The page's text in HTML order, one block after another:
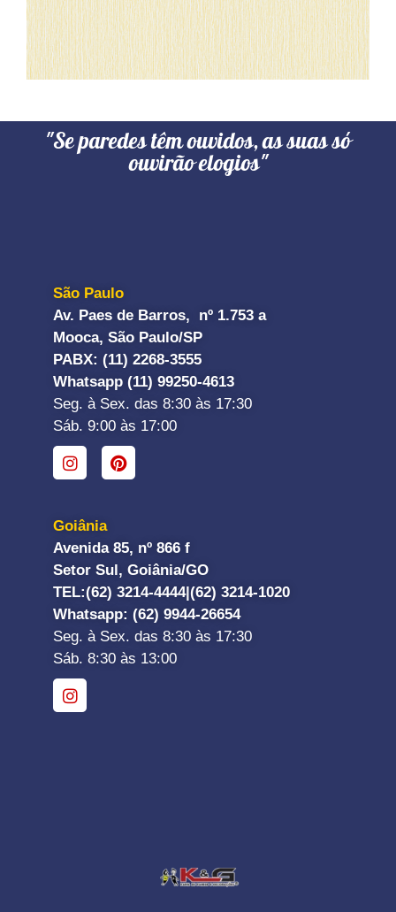
"Se paredes têm ouvidos, as suas só
ouvirão elogios"
São Paulo
Av. Paes de Barros, nº 1.753 a
Mooca, São Paulo/SP
PABX: (11) 2268-3555
Whatsapp (11) 99250-4613
Seg. à Sex. das 8:30 às 17:30
Sáb. 9:00 às 17:00
Goiânia
Avenida 85, nº 866 f
Setor Sul, Goiânia/GO
TEL:(62) 3214-4444|(62) 3214-1020
Whatsapp: (62) 9944-26654
Seg. à Sex. das 8:30 às 17:30
Sáb. 8:30 às 13:00